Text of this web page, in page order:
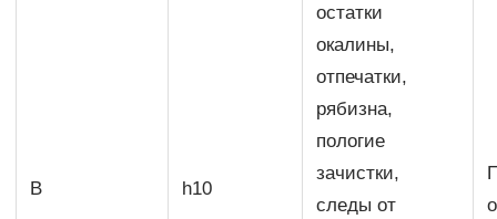
В h10
остатки
окалины,
отпечатки,
рябизна,
пологие
зачистки,
следы от